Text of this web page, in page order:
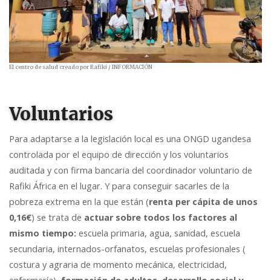
El centro de salud creado por Rafiki / INFORMACIÓN
Voluntarios
Para adaptarse a la legislación local es una ONGD ugandesa
controlada por el equipo de dirección y los voluntarios
auditada y con firma bancaria del coordinador voluntario de
Rafiki África en el lugar. Y para conseguir sacarles de la
pobreza extrema en la que están (renta per cápita de unos
0,16€) se trata de actuar sobre todos los factores al
mismo tiempo: escuela primaria, agua, sanidad, escuela
secundaria, internados-orfanatos, escuelas profesionales (
costura y agraria de momento mecánica, electricidad,